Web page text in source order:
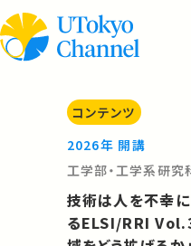
コンテンツ
2026年 開講
工学部・工学系研究
技術は人を不幸
るELSI/RRI